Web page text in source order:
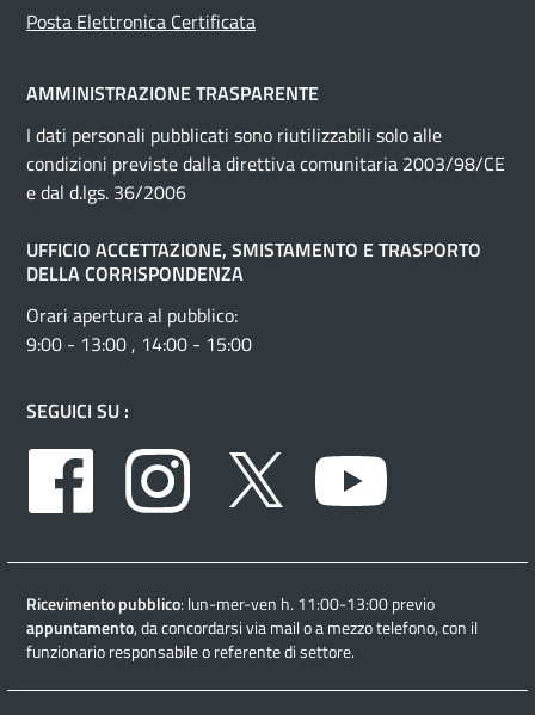
Posta Elettronica Certificata
AMMINISTRAZIONE TRASPARENTE
I dati personali pubblicati sono riutilizzabili solo alle
condizioni previste dalla direttiva comunitaria 2003/98/CE
e dal d.lgs. 36/2006
UFFICIO ACCETTAZIONE, SMISTAMENTO E TRASPORTO
DELLA CORRISPONDENZA
Orari apertura al pubblico:
9:00 - 13:00 , 14:00 - 15:00
SEGUICI SU :
Facebook
Instagram Twitter
Ricevimento pubblico: lun-mer-ven h. 11:00-13:00 previo
appuntamento, da concordarsi via mail o a mezzo telefono, con il
funzionario responsabile o referente di settore.